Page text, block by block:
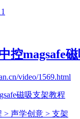
控magsafe
video/1569.html
磁吸支架教程
> 声学创意 > 支架